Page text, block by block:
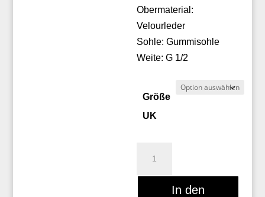
Obermaterial:
Velourleder
Sohle: Gummisohle
Weite: G 1/2
Größe
UK
In den